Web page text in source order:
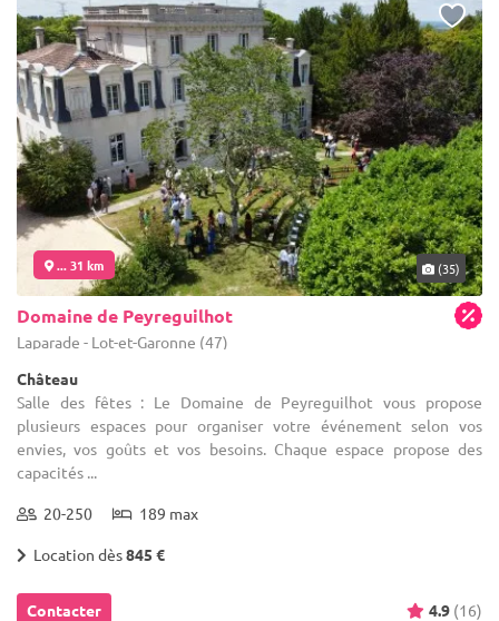
... 31 km (35)
Domaine de Peyreguilhot
Laparade - Lot-et-Garonne (47)
Château
Salle des fêtes : Le Domaine de Peyreguilhot vous propose
plusieurs espaces pour organiser votre événement selon vos
envies, vos goûts et vos besoins. Chaque espace propose des
capacités ...
20-250 189 max
Location dès845 €
Contacter 4.9 (16)